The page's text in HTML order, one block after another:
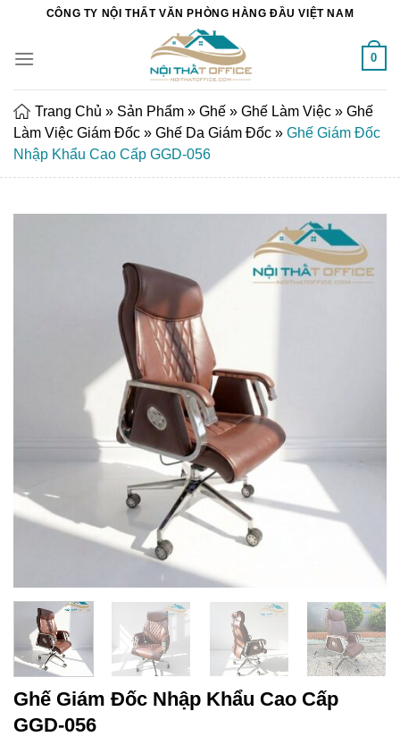
Chuyển
nội
CÔNG TY NỘI THẤT VĂN PHÒNG HÀNG ĐẦU VIỆT NAM
0
Trang Chủ » Sản Phẩm » Ghế » Ghế Làm Việc » Ghế
Làm Việc Giám Đốc » Ghế Da Giám Đốc » Ghế Giám Đốc
Nhập Khẩu Cao Cấp GGD-056
Ghế Giám Đốc Nhập Khẩu Cao Cấp
GGD-056